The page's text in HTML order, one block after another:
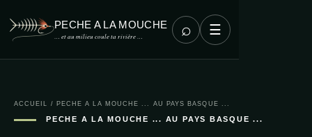
PECHE A LA MOUCHE
… et au milieu coule ta rivière … ⌕ ☰
ACCUEIL / PECHE A LA MOUCHE ... AU PAYS BASQUE ...
PECHE A LA MOUCHE ... AU PAYS BASQUE ...